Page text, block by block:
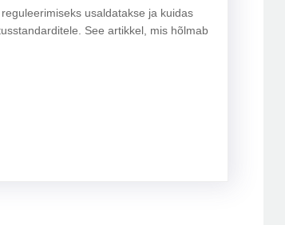
usaldatakse ja kuidas
See artikkel, mis hõlmab